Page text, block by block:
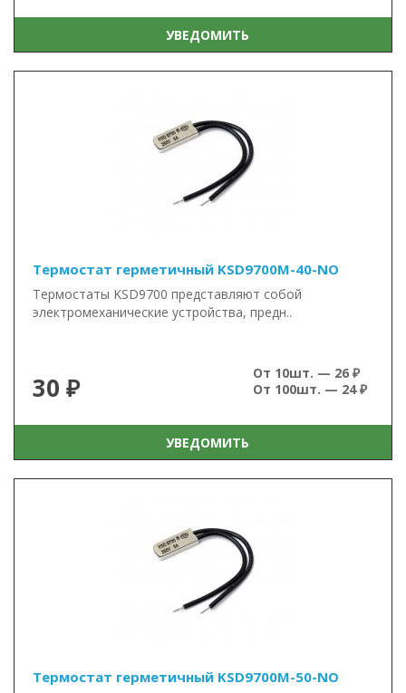
УВЕДОМИТЬ
Термостат герметичный KSD9700M-40-NO
Термостаты KSD9700 представляют собой
электромеханические устройства, предн..
30 ₽
От 10шт. — 26 ₽
От 100шт. — 24 ₽
УВЕДОМИТЬ
Термостат герметичный KSD9700M-50-NO